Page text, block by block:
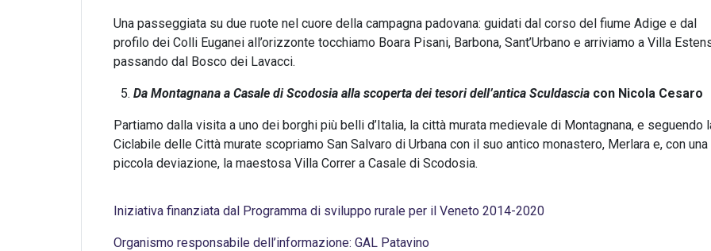
Una passeggiata su due ruote nel cuore della campagna padovana: guidati dal corso del fiume Adige e dal
profilo dei Colli Euganei all’orizzonte tocchiamo Boara Pisani, Barbona, Sant’Urbano e arriviamo a Villa
passando dal Bosco dei Lavacci.
Da Montagnana a Casale di Scodosia alla scoperta dei tesori dell’antica Sculdascia con Nicola Cesaro
Partiamo dalla visita a uno dei borghi più belli d’Italia, la città murata medievale di Montagnana, e seguendo
Ciclabile delle Città murate scopriamo San Salvaro di Urbana con il suo antico monastero, Merlara e, con una
piccola deviazione, la maestosa Villa Correr a Casale di Scodosia.
Iniziativa finanziata dal Programma di sviluppo rurale per il Veneto 2014-2020
Organismo responsabile dell’informazione: GAL Patavino